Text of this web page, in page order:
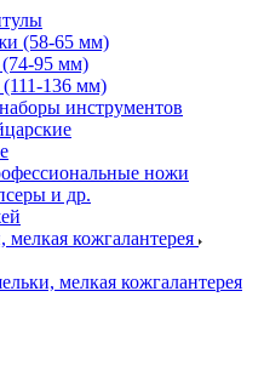
(58-65 мм)
95 мм)
136 мм)
инструментов
ножи
и др.
кожгалантерея
мелкая кожгалантерея